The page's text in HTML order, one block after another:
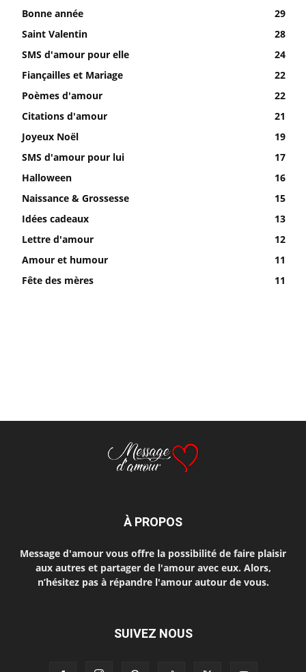
Bonne année
29
Saint Valentin
28
SMS d'amour pour elle
24
Fiançailles et Mariage
22
Poèmes d'amour
22
Citations d'amour
21
Joyeux Noël
19
SMS d'amour pour lui
17
Halloween
16
Naissance & Grossesse
15
Idées cadeaux
13
Lettre d'amour
12
Amour et humour
11
Fête des mères
11
À PROPOS
Message d'amour vous offre la possibilité de faire plaisir
aux autres et partager de l'amour avec eux. Alors,
n’hésitez pas à répandre l'amour autour de vous.
SUIVEZ NOUS